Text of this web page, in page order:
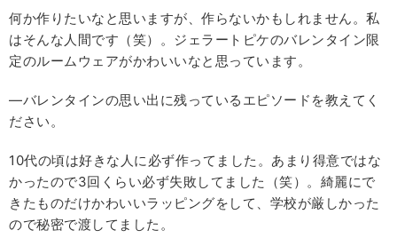
何か作りたいなと思いますが、作らないかもしれません。私
はそんな人間です（笑）。ジェラートピケのバレンタイン限
定のルームウェアがかわいいなと思っています。
―バレンタインの思い出に残っているエピソードを教えてく
ださい。
10代の頃は好きな人に必ず作ってました。あまり得意ではな
かったので3回くらい必ず失敗してました（笑）。綺麗にで
きたものだけかわいいラッピングをして、学校が厳しかった
ので秘密で渡してました。